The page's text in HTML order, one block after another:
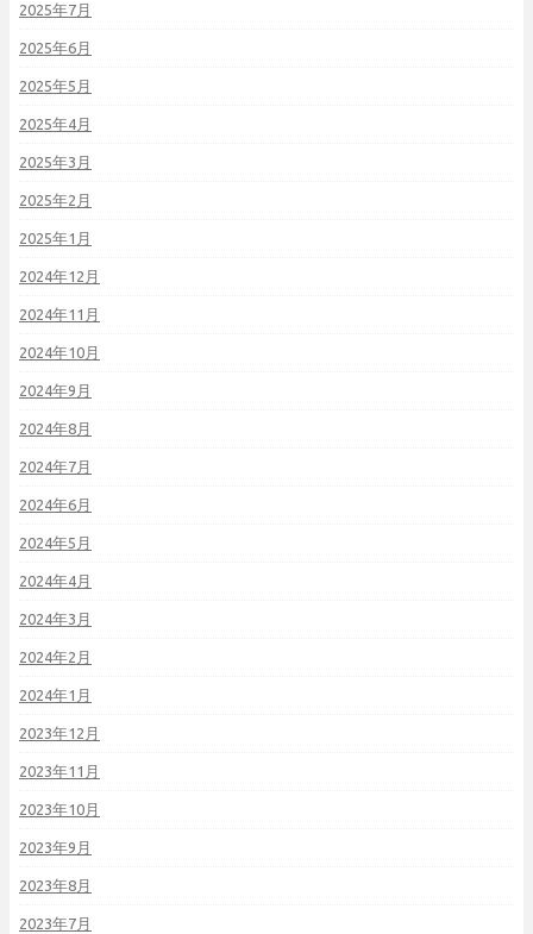
2025年7月
2025年6月
2025年5月
2025年4月
2025年3月
2025年2月
2025年1月
2024年12月
2024年11月
2024年10月
2024年9月
2024年8月
2024年7月
2024年6月
2024年5月
2024年4月
2024年3月
2024年2月
2024年1月
2023年12月
2023年11月
2023年10月
2023年9月
2023年8月
2023年7月